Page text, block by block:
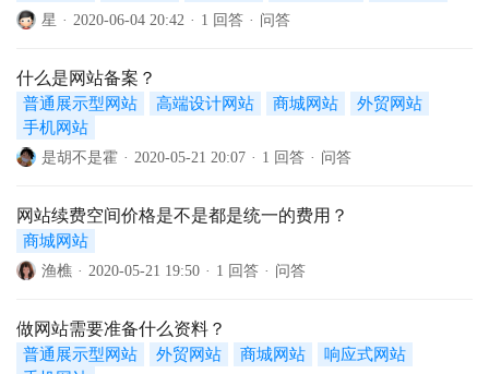
星 · 2020-06-04 20:42 · 1 回答 · 问答
什么是网站备案？
普通展示型网站 高端设计网站 商城网站
外贸网站
手机网站
是胡不是霍 · 2020-05-21 20:07 · 1 回答 · 问答
网站续费空间价格是不是都是统一的费用？
商城网站
渔樵 · 2020-05-21 19:50 · 1 回答 · 问答
做网站需要准备什么资料？
普通展示型网站 外贸网站 商城网站
响应式网站